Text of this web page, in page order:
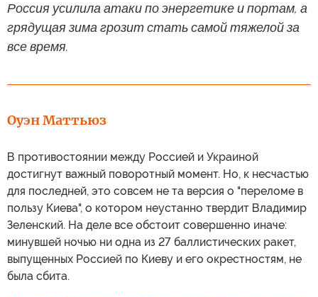
Россия усилила атаки по энергетике и портам, а
грядущая зима грозит стать самой тяжелой за
все время.
Оуэн Маттьюз
В противостоянии между Россией и Украиной
достигнут важный поворотный момент. Но, к несчастью
для последней, это совсем не та версия о "переломе в
пользу Киева", о котором неустанно твердит Владимир
Зеленский. На деле все обстоит совершенно иначе:
минувшей ночью ни одна из 27 баллистических ракет,
выпущенных Россией по Киеву и его окрестностям, не
была сбита.